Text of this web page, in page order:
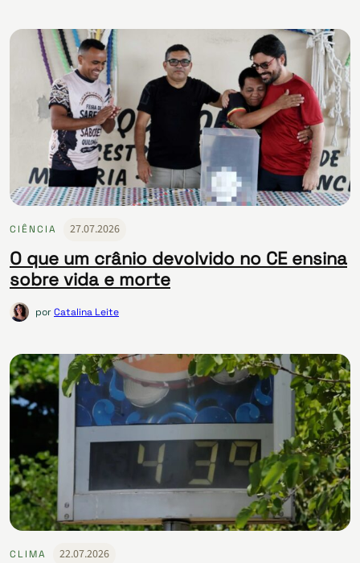
CIÊNCIA 27.07.2026
O que um crânio devolvido no CE ensina
sobre vida e morte
porCatalina Leite
CLIMA 22.07.2026